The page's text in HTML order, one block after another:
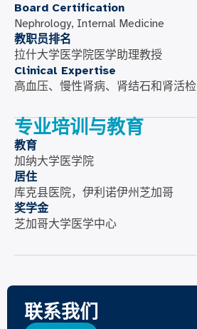
Board Certification
Nephrology, Internal Medicine
教职员排名
拉什大学医学院医学助理教授
Clinical Expertise
高血压、慢性肾病、肾结石和肾活检
专业培训与教育
教育
加纳大学医学院
居住
库克县医院，伊利诺伊州芝加哥
奖学金
芝加哥大学医学中心
联系我们